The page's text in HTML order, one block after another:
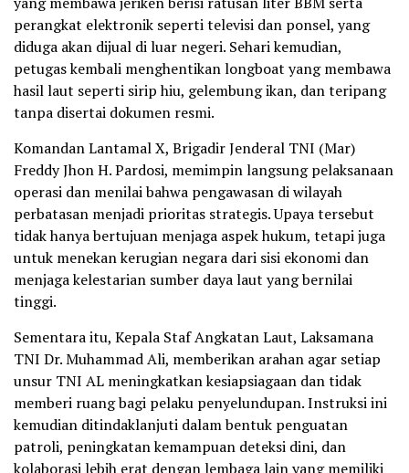
perangkat elektronik seperti televisi dan ponsel, yang
diduga akan dijual di luar negeri. Sehari kemudian,
petugas kembali menghentikan longboat yang membawa
hasil laut seperti sirip hiu, gelembung ikan, dan teripang
tanpa disertai dokumen resmi.
Komandan Lantamal X, Brigadir Jenderal TNI (Mar)
Freddy Jhon H. Pardosi, memimpin langsung pelaksanaan
operasi dan menilai bahwa pengawasan di wilayah
perbatasan menjadi prioritas strategis. Upaya tersebut
tidak hanya bertujuan menjaga aspek hukum, tetapi juga
untuk menekan kerugian negara dari sisi ekonomi dan
menjaga kelestarian sumber daya laut yang bernilai
tinggi.
Sementara itu, Kepala Staf Angkatan Laut, Laksamana
TNI Dr. Muhammad Ali, memberikan arahan agar setiap
unsur TNI AL meningkatkan kesiapsiagaan dan tidak
memberi ruang bagi pelaku penyelundupan. Instruksi ini
kemudian ditindaklanjuti dalam bentuk penguatan
patroli, peningkatan kemampuan deteksi dini, dan
kolaborasi lebih erat dengan lembaga lain yang memiliki